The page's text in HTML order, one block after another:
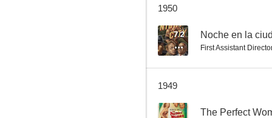
1950
7.2 Noche en la
First Assistant
1949
-- The Perfect